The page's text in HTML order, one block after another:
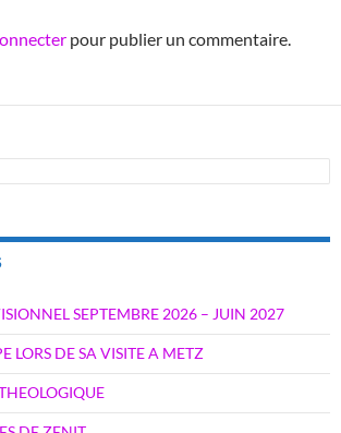
pour publier un commentaire.
SEPTEMBRE 2026 – JUIN 2027
LORS DE SA VISITE A METZ